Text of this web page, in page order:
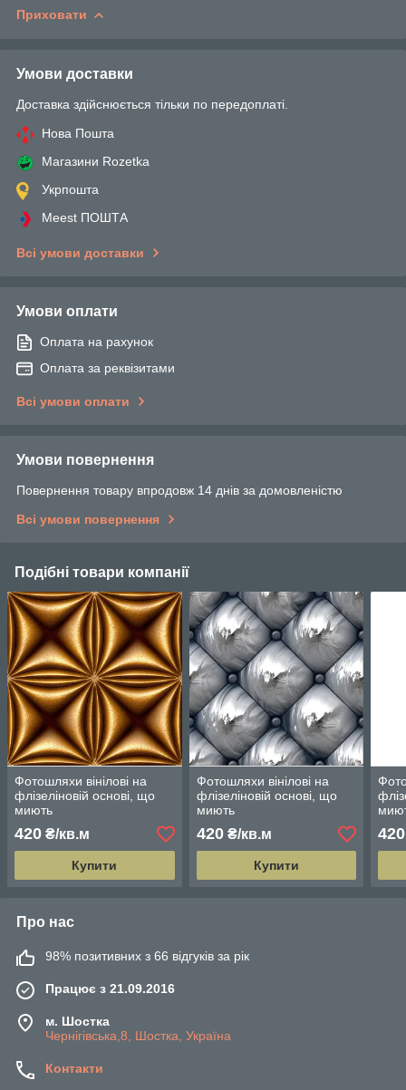
Приховати
Умови доставки
Доставка здійснюється тільки по передоплаті.
Нова Пошта
Магазини Rozetka
Укрпошта
Meest ПОШТА
Всі умови доставки
Умови оплати
Оплата на рахунок
Оплата за реквізитами
Всі умови оплати
Умови повернення
Повернення товару впродовж 14 днів за домовленістю
Всі умови повернення
Подібні товари компанії
Фотошляхи вінілові на
флізеліновій основі, що
миють
420 ₴/кв.м
Купити
Фотошляхи вінілові на
флізеліновій основі, що
миють
420₴/кв.м
Купити
420
Про нас
98% позитивних з 66 відгуків за рік
Працює з 21.09.2016
м. Шостка
Чернігівська,8, Шостка, Україна
Контакти